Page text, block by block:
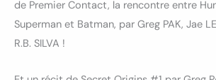
de Premier Contact, la rencontre entre
Superman et Batman, par Greg PAK, Jae
R.B. SILVA !